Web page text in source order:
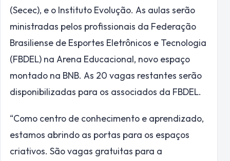
(Secec), e o Instituto Evolução. As aulas serão
ministradas pelos profissionais da Federação
Brasiliense de Esportes Eletrônicos e Tecnologia
(FBDEL) na Arena Educacional, novo espaço
montado na BNB. As 20 vagas restantes serão
disponibilizadas para os associados da FBDEL.
“Como centro de conhecimento e aprendizado,
estamos abrindo as portas para os espaços
criativos. São vagas gratuitas para a